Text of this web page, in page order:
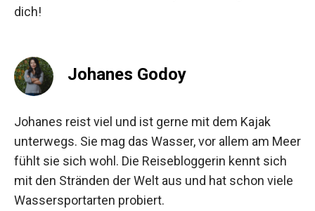
dich!
Johanes Godoy
Johanes reist viel und ist gerne mit dem Kajak
unterwegs. Sie mag das Wasser, vor allem am Meer
fühlt sie sich wohl. Die Reisebloggerin kennt sich
mit den Stränden der Welt aus und hat schon viele
Wassersportarten probiert.